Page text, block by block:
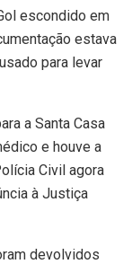
escondido em
estava
para levar
a Santa Casa
e houve a
Civil agora
à Justiça
devolvidos